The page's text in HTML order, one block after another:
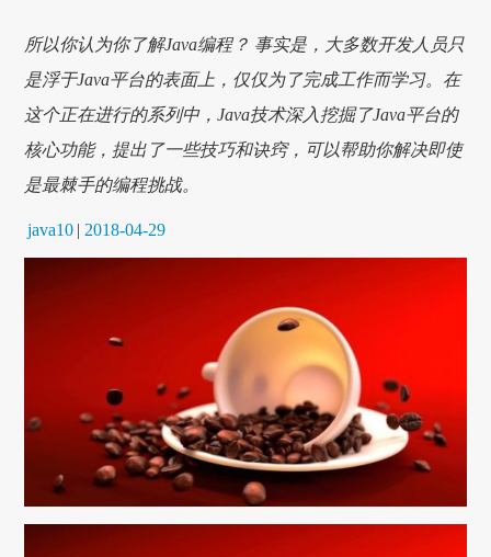
所以你认为你了解Java编程？ 事实是，大多数开发人员只
是浮于Java平台的表面上，仅仅为了完成工作而学习。在
这个正在进行的系列中，Java技术深入挖掘了Java平台的
核心功能，提出了一些技巧和诀窍，可以帮助你解决即使
是最棘手的编程挑战。
java10 | 2018-04-29